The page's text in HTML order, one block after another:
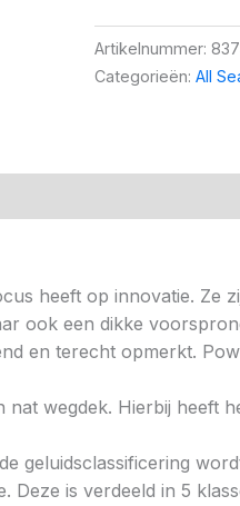
Artikelnummer:
Categorieën: All
heeft op innovatie. Ze
ook een dikke
en terecht opmerkt.
wegdek. Hierbij heeft
geluidsclassificering
is verdeeld in 5